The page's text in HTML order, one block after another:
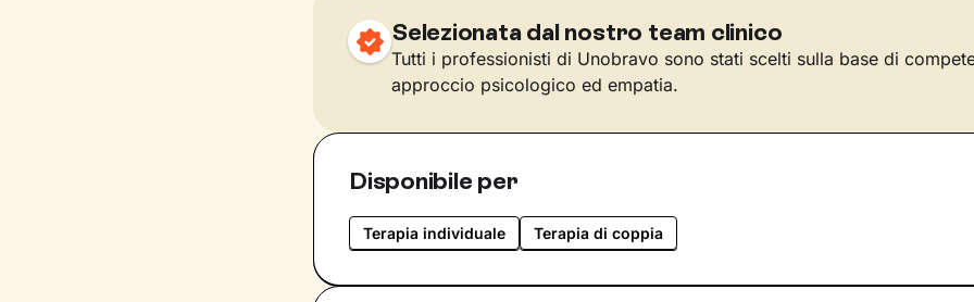
Selezionata dal nostro team clinico
Tutti i professionisti di Unobravo sono stati scelti sulla base di
approccio psicologico ed empatia.
Disponibile per
Terapia individuale Terapia di coppia